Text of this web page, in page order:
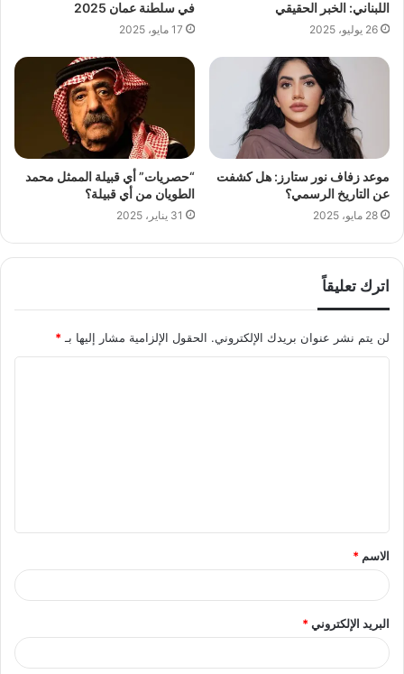
اللبناني: الخبر الحقيقي
26 يوليو، 2025
في سلطنة عمان 2025
17 مايو، 2025
موعد زفاف نور ستارز: هل كشفت
عن التاريخ الرسمي؟
28 مايو، 2025
“حصريات” أي قبيلة الممثل محمد
الطويان من أي قبيلة؟
31 يناير، 2025
اترك تعليقاً
لن يتم نشر عنوان بريدك الإلكتروني. الحقول الإلزامية مشار إليها بـ *
ق
*
الاسم *
البريد الإلكتروني*